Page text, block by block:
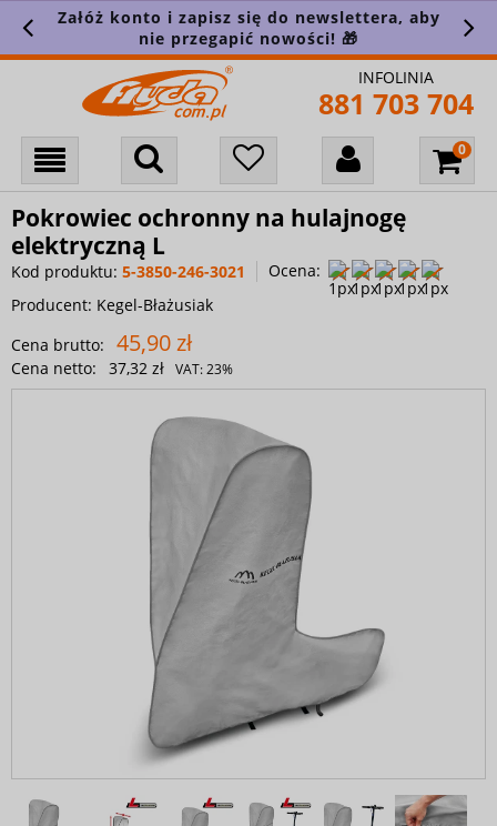
Załóż konto i zapisz się do newslettera, aby
nie przegapić nowości! 🎁
INFOLINIA
881 703 704
Pokrowiec ochronny na hulajnogę
elektryczną L
Kod produktu: 5-3850-246-3021
Ocena:
Producent: Kegel-Błażusiak
Cena brutto:
45,90 zł
Cena netto: 37,32 zł VAT:23%